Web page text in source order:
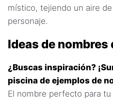
místico, tejiendo un aire
personaje.
Ideas de nombres
¿Buscas inspiración?
piscina de ejemplos de
El nombre perfecto para